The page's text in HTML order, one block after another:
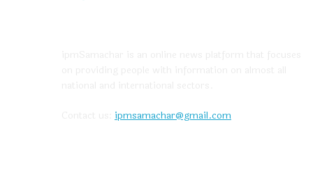
ipmsamachar@gmail.com